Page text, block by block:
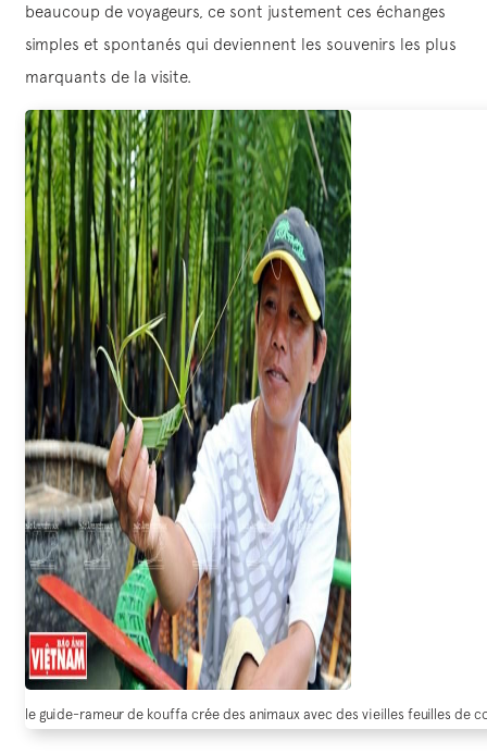
beaucoup de voyageurs, ce sont justement ces échanges
simples et spontanés qui deviennent les souvenirs les plus
marquants de la visite.
le guide-rameur de kouffa crée des animaux avec des vieilles feuilles